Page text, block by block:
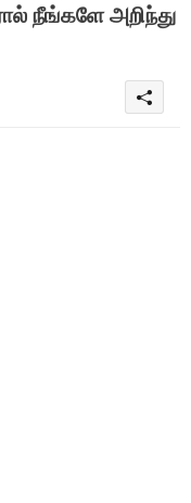
நீங்களே அறிந்து